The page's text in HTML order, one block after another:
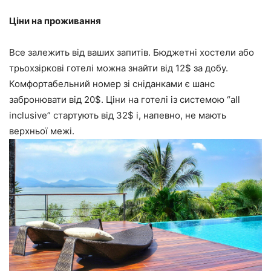
Ціни на проживання
Все залежить від ваших запитів. Бюджетні хостели або
трьохзіркові готелі можна знайти від 12$ за добу.
Комфортабельний номер зі сніданками є шанс
забронювати від 20$. Ціни на готелі із системою “all
inclusive” стартують від 32$ і, напевно, не мають
верхньої межі.